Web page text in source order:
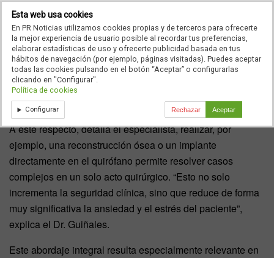
quirófano bajo anestesia general nos permite contar con
monitorización continua, anestesistas especializados y
todos los medios necesarios para garantizar la máxima
seguridad”, añade. “Para el paciente, supone una
experiencia mucho más controlada, segura y predecible; y
para el profesional, la posibilidad de centrarse plenamente
en la cirugía, con mayor precisión y sin interferencias”.
A este respecto, detalla el especialista, realizar, por
ejemplo, una reconstrucción ósea o un implante
directamente en el quirófano permite resolver casos
complejos en un solo acto quirúrgico. “Esto no solo
incrementa la seguridad clínica, sino que reduce de forma
muy significativa la ansiedad y el estrés del paciente”,
explica el Dr. Guiñales.
Este abordaje integral resulta especialmente relevante en
Esta web usa cookies
En PR Noticias utilizamos cookies propias y de terceros para ofrecerte
la mejor experiencia de usuario posible al recordar tus preferencias,
elaborar estadísticas de uso y ofrecerte publicidad basada en tus
hábitos de navegación (por ejemplo, páginas visitadas). Puedes aceptar
todas las cookies pulsando en el botón “Aceptar” o configurarlas
clicando en "Configurar".
Política de cookies
Configurar Rechazar Aceptar